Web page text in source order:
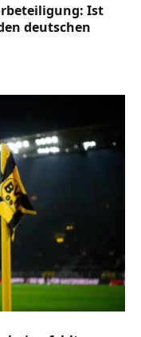
Ist
deutschen